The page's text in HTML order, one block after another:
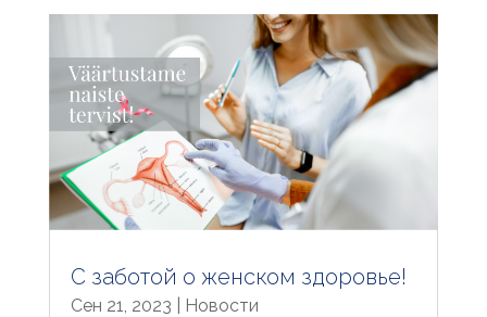
С заботой о женском здоровье!
Сен 21, 2023
Новости